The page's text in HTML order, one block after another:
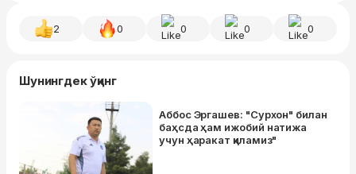
2 0 0 0 0
Шунингдек ўқинг
Аббос Эргашев: "Сурхон" билан
баҳсда ҳам ижобий натижа
учун ҳаракат қиламиз"